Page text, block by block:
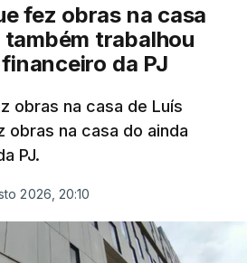
fez obras na casa
também trabalhou
da PJ
obras na casa de Luís
obras na casa do ainda
PJ.
2026, 20:10